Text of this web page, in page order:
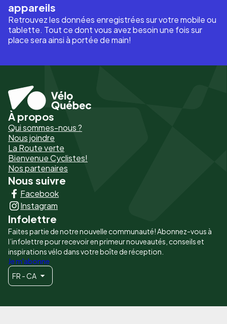
appareils
Retrouvez les données enregistrées sur votre mobile ou
tablette. Tout ce dont vous avez besoin une fois sur
place sera ainsi à portée de main!
Pied
de
page
-
Liens
principaux
À propos
Qui sommes-nous ?
Nous joindre
La Route verte
Bienvenue Cyclistes!
Nos partenaires
Nous suivre
Facebook
Instagram
Infolettre
Faites partie de notre nouvelle communauté! Abonnez-vous à
l’infolettre pour recevoir en primeur nouveautés, conseils et
inspirations vélo dans votre boîte de réception.
Je m'abonne
FR - CA